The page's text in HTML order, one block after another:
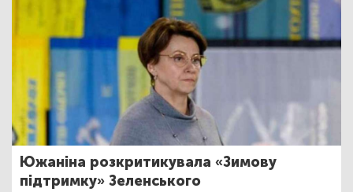
Южаніна розкритикувала «Зимову
підтримку» Зеленського